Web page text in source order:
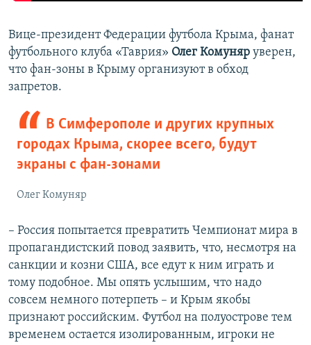
Вице-президент Федерации футбола Крыма, фанат
футбольного клуба «Таврия» Олег Комуняр уверен,
что фан-зоны в Крыму организуют в обход
запретов.
В Симферополе и других крупных
городах Крыма, скорее всего, будут
экраны с фан-зонами
Олег Комуняр
– Россия попытается превратить Чемпионат мира в
пропагандистский повод заявить, что, несмотря на
санкции и козни США, все едут к ним играть и
тому подобное. Мы опять услышим, что надо
совсем немного потерпеть – и Крым якобы
признают российским. Футбол на полуострове тем
временем остается изолированным, игроки не